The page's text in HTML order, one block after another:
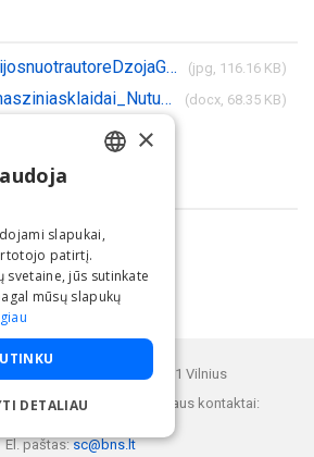
SeimokanceliarijosnuotrautoreDzojaGundaBarysaite.jpg (jpg, 116.16 KB)
407c_Pranesimasziniasklaidai_Nutukimoepidemija_20250304.docx (docx, 68.35 KB)
teikia UAB "BNS".
Kęstučio g. 25, LT-08121 Vilnius
klientų aptarnavimo skyriaus kontaktai:
El. paštas:sc@bns.lt
×
slapukai,
patirtį.
svetaine, jūs sutinkate
mūsų slapukų
DETALIAU